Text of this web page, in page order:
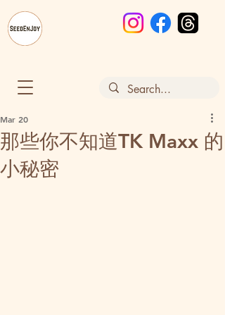
那些你不知道TK Maxx 的
小秘密
Mar 20